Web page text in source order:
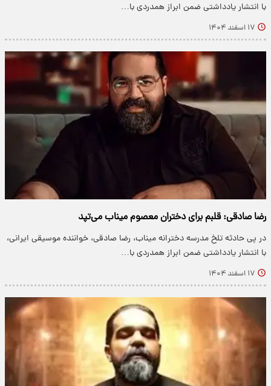
با انتشار یادداشتی ضمن ابراز همدردی با…
۱۷ اسفند ۱۴۰۴
رضا صادقی: قلبم برای دختران معصوم میناب می‌تپد
در پی حادثه تلخ مدرسه دخترانه میناب، رضا صادقی، خواننده موسیقی ایرانی،
با انتشار یادداشتی ضمن ابراز همدردی با…
۱۷ اسفند ۱۴۰۴